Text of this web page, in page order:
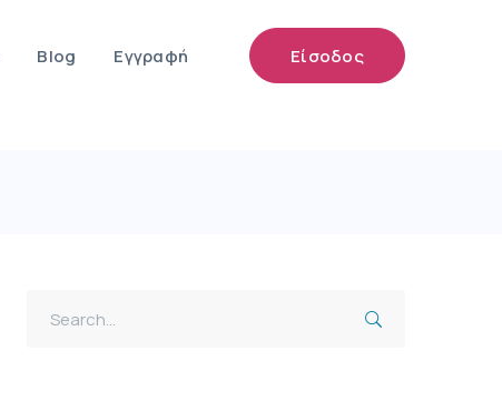
Είσοδος
Blog Εγγραφή